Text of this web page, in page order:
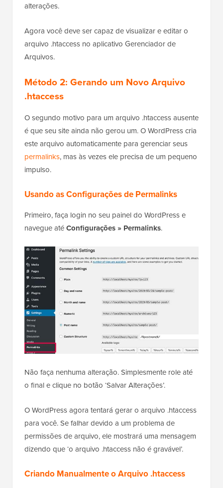
alterações.
Agora você deve ser capaz de visualizar e editar o
arquivo .htaccess no aplicativo Gerenciador de
Arquivos.
Método 2: Gerando um Novo Arquivo
.htaccess
O segundo motivo para um arquivo .htaccess ausente
é que seu site ainda não gerou um. O WordPress cria
este arquivo automaticamente para gerenciar seus
permalinks, mas às vezes ele precisa de um pequeno
impulso.
Usando as Configurações de Permalinks
Primeiro, faça login no seu painel do WordPress e
navegue atéConfigurações » Permalinks.
Não faça nenhuma alteração. Simplesmente role até
o final e clique no botão ‘Salvar Alterações’.
O WordPress agora tentará gerar o arquivo .htaccess
para você. Se falhar devido a um problema de
permissões de arquivo, ele mostrará uma mensagem
dizendo que ‘o arquivo .htaccess não é gravável’.
Criando Manualmente o Arquivo .htaccess